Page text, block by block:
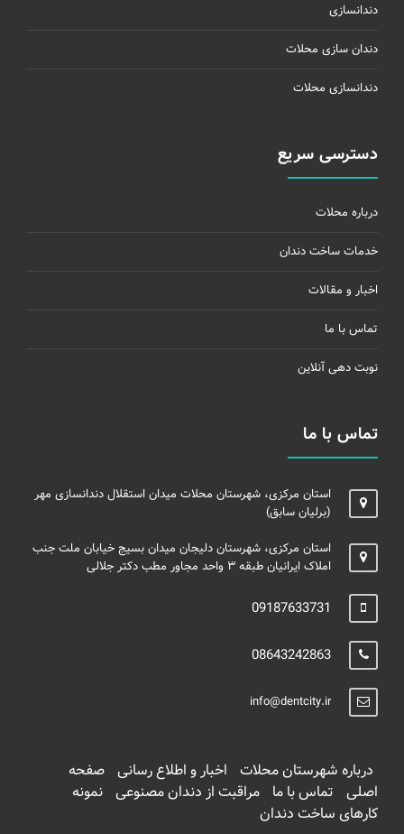
دندانسازی
دندان سازی محلات
دندانسازی محلات
دسترسی سریع
درباره محلات
خدمات ساخت دندان
اخبار و مقالات
تماس با ما
نوبت دهی آنلاین
تماس با ما
استان مرکزی، شهرستان محلات میدان استقلال دندانسازی مهر
(برلیان سابق)
استان مرکزی، شهرستان دلیجان میدان بسیج خیابان ملت جنب
املاک ایرانیان طبقه ۳ واحد مجاور مطب دکتر جلالی
09187633731
08643242863
info@dentcity.ir
درباره شهرستان محلات اخبار و اطلاع رسانی صفحه
اصلی تماس با ما مراقبت از دندان مصنوعی نمونه
کارهای ساخت دندان